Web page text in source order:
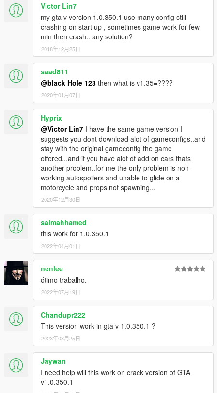
Victor Lin7
my gta v version 1.0.350.1 use many config still
crashing on start up , sometimes game work for few
min then crash.. any solution?
2018年12月25日
saad811
@black Hole 123 then what is v1.35=????
2020年01月07日
Hyprix
@Victor Lin7 I have the same game version I
suggests you dont download alot of gameconfigs..and
stay with the original gameconfig the game
offered...and if you have alot of add on cars thats
another problem..for me the only problem is non-
working autospoilers and unable to glide on a
motorcycle and props not spawning...
2020年12月30日
saimahhamed
this work for 1.0.350.1
2022年04月01日
nenlee
ótimo trabalho.
2022年07月19日
Chandupr222
This version work in gta v 1.0.350.1 ?
2023年03月25日
Jaywan
I need help will this work on crack version of GTA
v1.0.350.1